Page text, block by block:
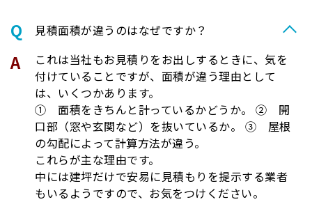
⾒積⾯積が違うのはなぜですか？
これは当社もお見積りをお出しするときに、気を
付けていることですが、面積が違う理由として
は、いくつかあります。
① 面積をきちんと計っているかどうか。 ② 開
口部（窓や玄関など）を抜いているか。 ③ 屋根
の勾配によって計算方法が違う。
これらが主な理由です。
中には建坪だけで安易に見積もりを提示する業者
もいるようですので、お気をつけください。